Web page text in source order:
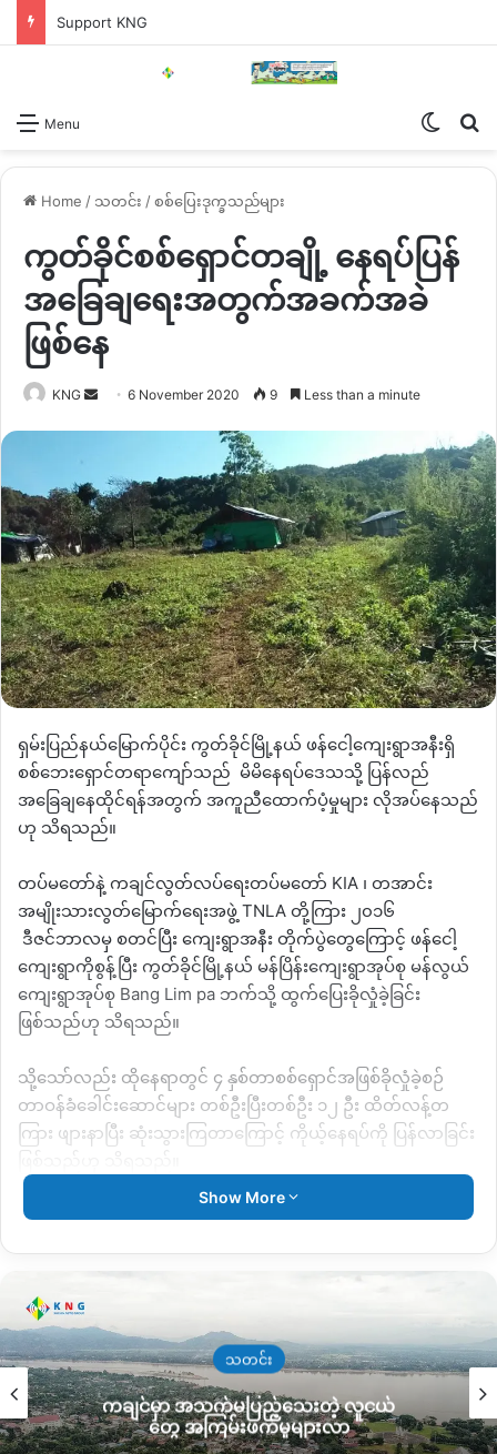
Support KNG
Menu
Home / သတင်း /စစ်ပြေးဒုက္ခသည်များ
ကွတ်ခိုင်စစ်ရှောင်တချို့ နေရပ်ပြန်
အခြေချရေးအတွက်အခက်အခဲ
ဖြစ်နေ
KNG
Send6 November 2020 9 Less than a minute
ရှမ်းပြည်နယ်မြောက်ပိုင်း ကွတ်ခိုင်မြို့နယ် ဖန်ငေါ့ကျေးရွာအနီးရှိ
စစ်ဘေးရှောင်တရာကျော်သည် မိမိနေရပ်ဒေသသို့ ပြန်လည်
အခြေချနေထိုင်ရန်အတွက် အကူညီထောက်ပံ့မှုများ လိုအပ်နေသည်
ဟု သိရသည်။
တပ်မတော်နဲ့ ကချင်လွတ်လပ်ရေးတပ်မတော် KIA ၊ တအာင်း
အမျိုးသားလွတ်မြောက်ရေးအဖွဲ့ TNLA တို့ကြား ၂၀၁၆
ဒီဇင်ဘာလမှ စတင်ပြီး ကျေးရွာအနီး တိုက်ပွဲတွေကြောင့် ဖန်ငေါ့
ကျေးရွာကိုစွန့်ပြီး ကွတ်ခိုင်မြို့နယ် မန်ပြိန်းကျေးရွာအုပ်စု မန်လွယ်
ကျေးရွာအုပ်စု Bang Lim pa ဘက်သို့ ထွက်ပြေးခိုလှုံခဲ့ခြင်း
ဖြစ်သည်ဟု သိရသည်။
သို့သော်လည်း ထိုနေရာတွင် ၄ နှစ်တာစစ်ရှောင်အဖြစ်ခိုလှုံခဲ့စဉ်
တာဝန်ခံခေါင်းဆောင်များ တစ်ဦးပြီးတစ်ဦး ၁၂ ဦး ထိတ်လန့်တ
ကြား ဖျားနာပြီး ဆုံးသွားကြတာကြောင့် ကိုယ့်နေရပ်ကို ပြန်လာခြင်း
“ကျွန်တော်တို့ရဲ့ ဦးဆောင်သူတွေ လူကြီးတွေ အလန့်တကြား
ကျွန်မတို့လည်း အဖြေကိုရှာလို့မရဖြစ်နေတာ ဆေးခန်းနှင့်လည်း
ဘယ်လောက်မှမဝေးတာကို ဆေးအပ်တစ်မျှင်တောင် မထိုးလိုက်ရ
ဘဲ အလန့်တကြား သေဆုံးလာကြတာ။ ဒါကြောင့် ကျွန်မတို့စိတ်မှာ
လည်း အဲ့ဒီဒေသနေရာကို မလုံခြုံသလို ခံစားလာတယ်။ ဆက်လက်
နေနေမယ်ဆိုရင် ဘယ်သူတွေကို ဆက်လက်ဆုံးရှုံးလာရမလဲပေါ့။
လက်နက်ခဲရမ်းကိုကြောက်လို့ ထွက်ပြေးပါတယ်ဆို အဲ့လို လက်နက်
ခဲရမ်းတွေကြောင့်လဲမဟုတ်ဘဲ ဒီလို ထိတ်လန့်တကြား သေဆုံးလာ
Show More
သတင်း
ကချင်မှာ အသက်မပြည့်သေးတဲ့ လူငယ်
တွေ အကြမ်းဖက်မှုများလာ